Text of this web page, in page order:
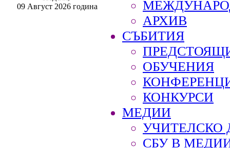
09 Август 2026 година
АРХИВ
СЪБИТИЯ
ОБУЧЕНИЯ
КОНКУРСИ
МЕДИИ
УЧИТЕЛСКО
СБУ В